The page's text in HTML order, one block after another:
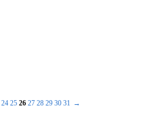
24 25 26 27 28 29 30 31 →